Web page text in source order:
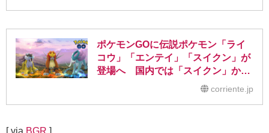
ポケモンGOに伝説ポケモン「ライ
コウ」「エンテイ」「スイクン」が
登場へ 国内では「スイクン」から
corriente.jp
[ via BGR ]